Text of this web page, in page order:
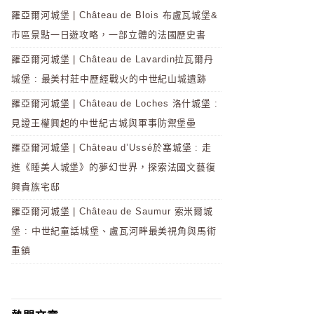
羅亞爾河城堡 | Château de Blois 布盧瓦城堡&
市區景點一日遊攻略，一部立體的法國歷史書
羅亞爾河城堡 | Château de Lavardin拉瓦爾丹
城堡 : 最美村莊中歷經戰火的中世紀山城遺跡
羅亞爾河城堡 | Château de Loches 洛什城堡 :
見證王權興起的中世紀古城與軍事防禦堡壘
羅亞爾河城堡 | Château d’Ussé於塞城堡 : 走
進《睡美人城堡》的夢幻世界，探索法國文藝復
興貴族宅邸
羅亞爾河城堡 | Château de Saumur 索米爾城
堡 : 中世紀童話城堡、盧瓦河畔最美視角與馬術
重鎮